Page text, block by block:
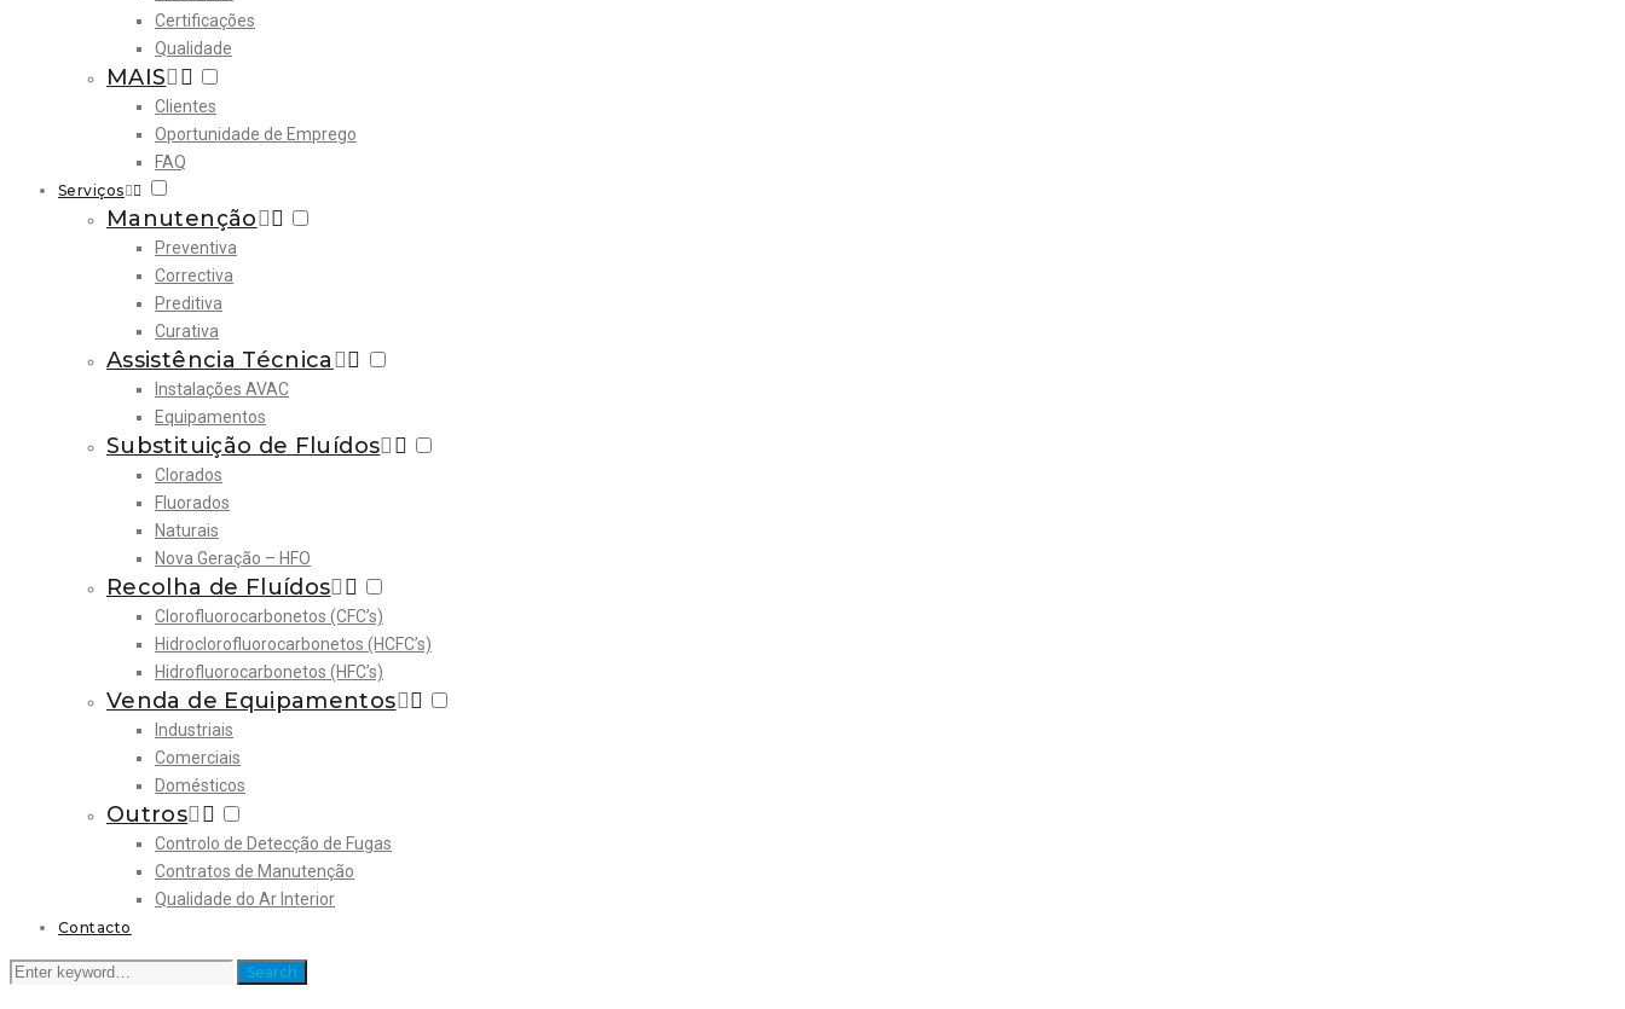
Certificações
Qualidade
MAIS
Clientes
Oportunidade de Emprego
FAQ
Serviços
Manutenção
Preventiva
Correctiva
Preditiva
Curativa
Assistência Técnica
Instalações AVAC
Equipamentos
Substituição de Fluídos
Clorados
Fluorados
Naturais
Nova Geração – HFO
Recolha de Fluídos
Clorofluorocarbonetos (CFC’s)
Hidroclorofluorocarbonetos (HCFC’s)
Hidrofluorocarbonetos (HFC’s)
Venda de Equipamentos
Industriais
Comerciais
Domésticos
Outros
Controlo de Detecção de Fugas
Contratos de Manutenção
Qualidade do Ar Interior
Contacto
Search
Search